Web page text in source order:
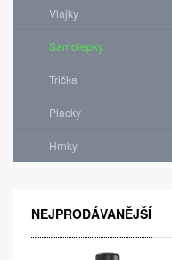
Vlajky
Samolepky
Trička
Placky
Hrnky
NEJPRODÁVANĚJŠÍ